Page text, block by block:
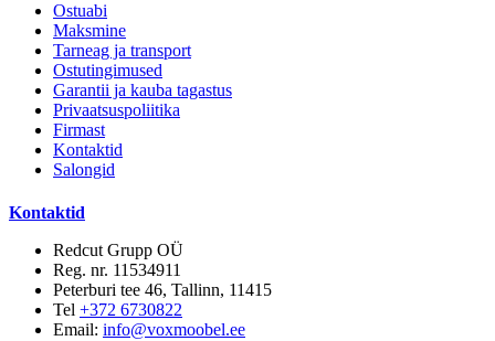
Ostuabi
Maksmine
Tarneag ja transport
Ostutingimused
Garantii ja kauba tagastus
Privaatsuspoliitika
Firmast
Kontaktid
Salongid
Kontaktid
Redcut Grupp OÜ
Reg. nr. 11534911
Peterburi tee 46, Tallinn, 11415
Tel +372 6730822
Email: info@voxmoobel.ee